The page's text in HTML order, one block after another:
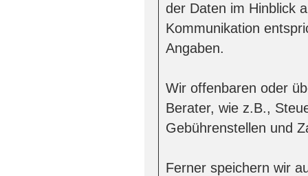
der Daten im Hinblick
Kommunikation
Angaben.
Wir offenbaren oder
Berater, wie z.B.,
Gebührenstellen und
Ferner speichern wir